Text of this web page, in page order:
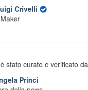
Crivelli
stato curato e verificato da
Princi